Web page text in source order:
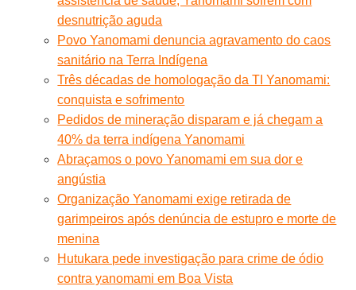
desnutrição aguda
Povo Yanomami denuncia agravamento do caos
sanitário na Terra Indígena
Três décadas de homologação da TI Yanomami:
conquista e sofrimento
Pedidos de mineração disparam e já chegam a
40% da terra indígena Yanomami
Abraçamos o povo Yanomami em sua dor e
angústia
Organização Yanomami exige retirada de
garimpeiros após denúncia de estupro e morte de
menina
Hutukara pede investigação para crime de ódio
contra yanomami em Boa Vista